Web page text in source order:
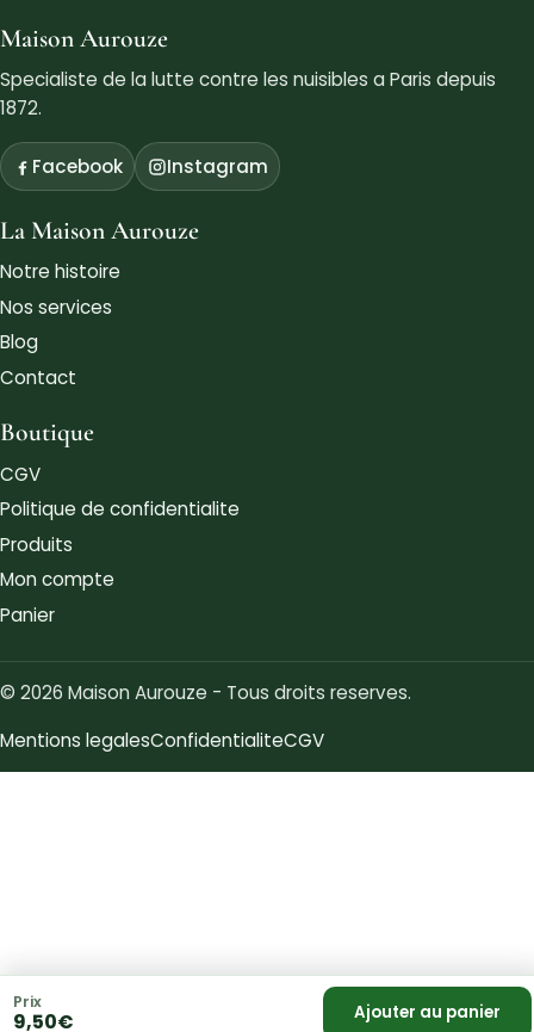
Prix
9,50€ Ajouter au panier
Maison Aurouze
Specialiste de la lutte contre les nuisibles a Paris depuis
1872.
Facebook Instagram
La Maison Aurouze
Notre histoire
Nos services
Blog
Contact
Boutique
CGV
Politique de confidentialite
Produits
Mon compte
Panier
© 2026 Maison Aurouze - Tous droits reserves.
Mentions legalesConfidentialiteCGV